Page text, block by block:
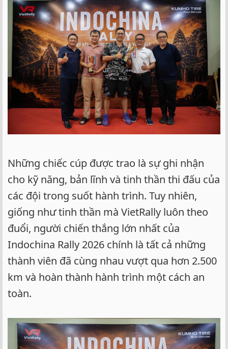
Những chiếc cúp được trao là sự ghi nhận
cho kỹ năng, bản lĩnh và tinh thần thi đấu của
các đội trong suốt hành trình. Tuy nhiên,
giống như tinh thần mà VietRally luôn theo
đuổi, người chiến thắng lớn nhất của
Indochina Rally 2026 chính là tất cả những
thành viên đã cùng nhau vượt qua hơn 2.500
km và hoàn thành hành trình một cách an
toàn.